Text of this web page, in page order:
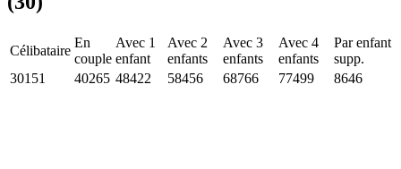
Célibataire
En
couple
Avec 1
enfant
Avec 2
enfants
Avec 3
enfants
Avec 4
enfants
Par enfant
supp.
30151
40265 48422 58456 68766 77499 8646